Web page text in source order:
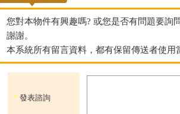
您對本物件有興趣嗎? 或您是否有問題要詢
謝謝。
本系統所有留言資料，都有保留傳送者使用
* 發表諮詢